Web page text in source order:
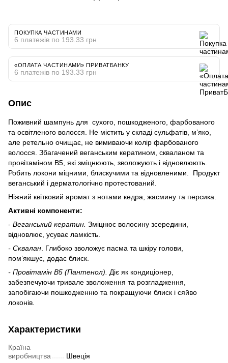
ПОКУПКА ЧАСТИНАМИ
6 платежів по 193.33 грн
«ОПЛАТА ЧАСТИНАМИ» ПРИВАТБАНКУ
6 платежів по 193.33 грн
Опис
Поживний шампунь для сухого, пошкодженого, фарбованого
та освітленого волосся. Не містить у складі сульфатів, м’яко,
але ретельно очищає, не вимиваючи колір фарбованого
волосся. Збагачений веганським кератином, скваланом та
провітаміном B5, які зміцнюють, зволожують і відновлюють.
Робить локони міцними, блискучими та відновленими. Продукт
веганський і дерматологічно протестований.
Ніжний квітковий аромат з нотами кедра, жасмину та персика.
Активні компоненти:
- Веганський кератин. Зміцнює волосину зсередини,
відновлює, усуває ламкість.
- Сквалан. Глибоко зволожує пасма та шкіру голови,
пом’якшує, додає блиск.
- Провітамін В5 (Пантенол). Діє як кондиціонер,
забезпечуючи тривале зволоження та розгладження,
запобігаючи пошкодженню та покращуючи блиск і сяйво
локонів.
Характеристики
Країна
виробництва
Швеція